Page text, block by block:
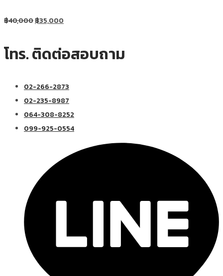
฿40,000฿35,000
โทร. ติดต่อสอบถาม
02-266-2873
02-235-8987
064-308-8252
099-925-0554